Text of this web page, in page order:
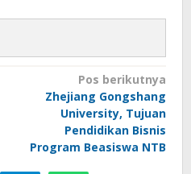
Pos berikutnya
Zhejiang Gongshang
University, Tujuan
Pendidikan Bisnis
Program Beasiswa NTB